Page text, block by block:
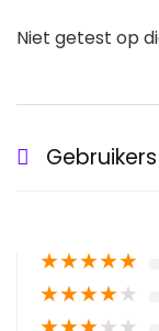
Niet getest op
★★★★★
★★★★★